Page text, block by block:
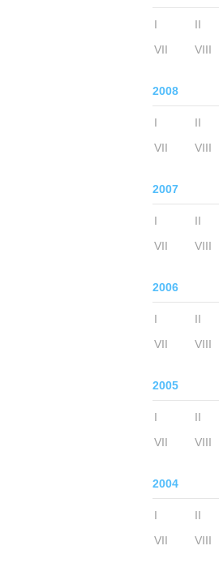
I II
VII
VIII
2008
I II
VII
VIII
2007
I II
VII
VIII
2006
I II
VII
VIII
2005
I II
VII
VIII
2004
I II
VII
VIII